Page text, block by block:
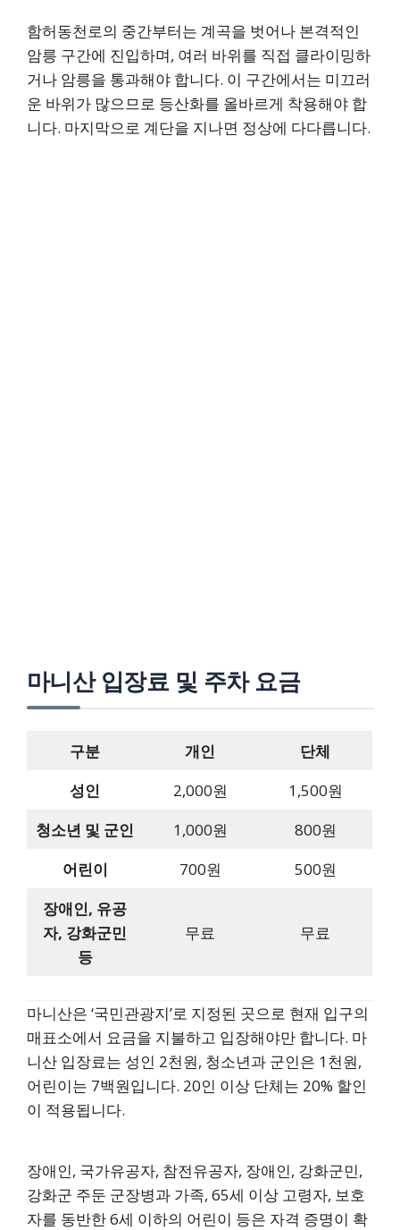
함허동천로의 중간부터는 계곡을 벗어나 본격적인
암릉 구간에 진입하며, 여러 바위를 직접 클라이밍하
거나 암릉을 통과해야 합니다. 이 구간에서는 미끄러
운 바위가 많으므로 등산화를 올바르게 착용해야 합
니다. 마지막으로 계단을 지나면 정상에 다다릅니다.
마니산 입장료 및 주차 요금
구분 개인
단체
성인
2,000원
1,500원
청소년 및 군인
1,000원
800원
어린이
700원
500원
장애인, 유공
자, 강화군민
등
무료 무료
마니산은 ‘국민관광지’로 지정된 곳으로 현재 입구의
매표소에서 요금을 지불하고 입장해야만 합니다. 마
니산 입장료는 성인 2천원, 청소년과 군인은 1천원,
어린이는 7백원입니다. 20인 이상 단체는 20% 할인
이 적용됩니다.
장애인, 국가유공자, 참전유공자, 장애인, 강화군민,
강화군 주둔 군장병과 가족, 65세 이상 고령자, 보호
자를 동반한 6세 이하의 어린이 등은 자격 증명이 확